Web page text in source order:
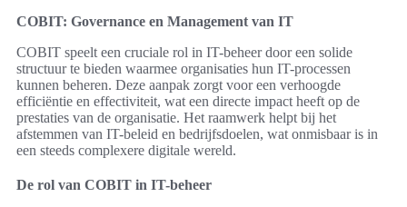
COBIT: Governance en Management van IT
COBIT speelt een cruciale rol in IT-beheer door een solide
structuur te bieden waarmee organisaties hun IT-processen
kunnen beheren. Deze aanpak zorgt voor een verhoogde
efficiëntie en effectiviteit, wat een directe impact heeft op de
prestaties van de organisatie. Het raamwerk helpt bij het
afstemmen van IT-beleid en bedrijfsdoelen, wat onmisbaar is in
een steeds complexere digitale wereld.
De rol van COBIT in IT-beheer